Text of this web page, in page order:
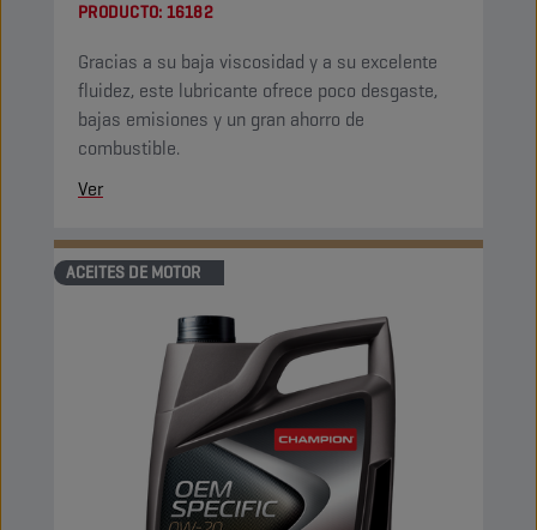
PRODUCTO: 16182
Gracias a su baja viscosidad y a su excelente
fluidez, este lubricante ofrece poco desgaste,
bajas emisiones y un gran ahorro de
combustible.
Ver
ACEITES DE MOTOR